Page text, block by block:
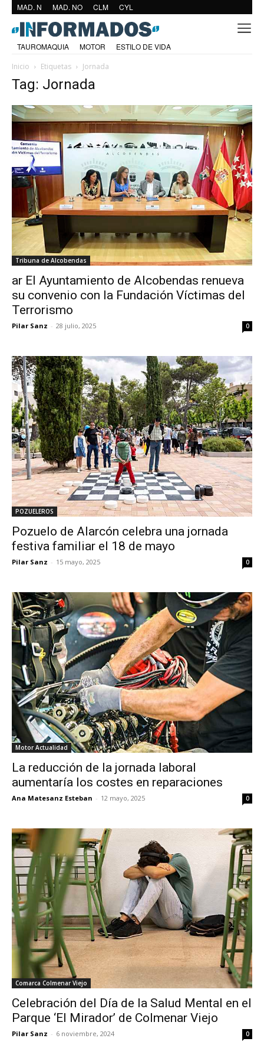
MAD. N MAD. NO CLM CYL
TAUROMAQUIA MOTOR
ESTILO DE VIDA
Inicio
Etiquetas Jornada
Tag: Jornada
Tribuna de Alcobendas
ar El Ayuntamiento de Alcobendas renueva
su convenio con la Fundación Víctimas del
Terrorismo
Pilar Sanz - 28 julio, 2025 0
POZUELEROS
Pozuelo de Alarcón celebra una jornada
festiva familiar el 18 de mayo
Pilar Sanz - 15 mayo, 2025 0
Motor Actualidad
La reducción de la jornada laboral
aumentaría los costes en reparaciones
Ana Matesanz Esteban - 12 mayo, 2025 0
Comarca Colmenar Viejo
Celebración del Día de la Salud Mental en el
Parque ‘El Mirador’ de Colmenar Viejo
Pilar Sanz - 6 noviembre, 2024 0